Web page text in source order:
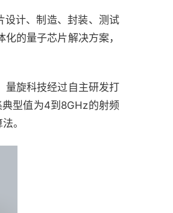
设计、制造、封装、测试
的量子芯片解决方案，
量旋科技经过自主研发打
型值为4到8GHz的射频
。